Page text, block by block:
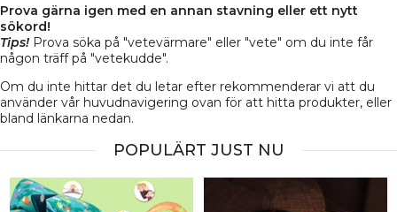
Prova gärna igen med en annan stavning eller ett nytt
sökord!
Tips! Prova söka på "vetevärmare" eller "vete" om du inte får
någon träff på "vetekudde".
Om du inte hittar det du letar efter rekommenderar vi att du
använder vår huvudnavigering ovan för att hitta produkter, eller
bland länkarna nedan.
POPULÄRT JUST NU